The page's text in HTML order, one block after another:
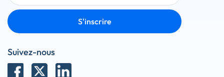
S'inscrire
Suivez-nous